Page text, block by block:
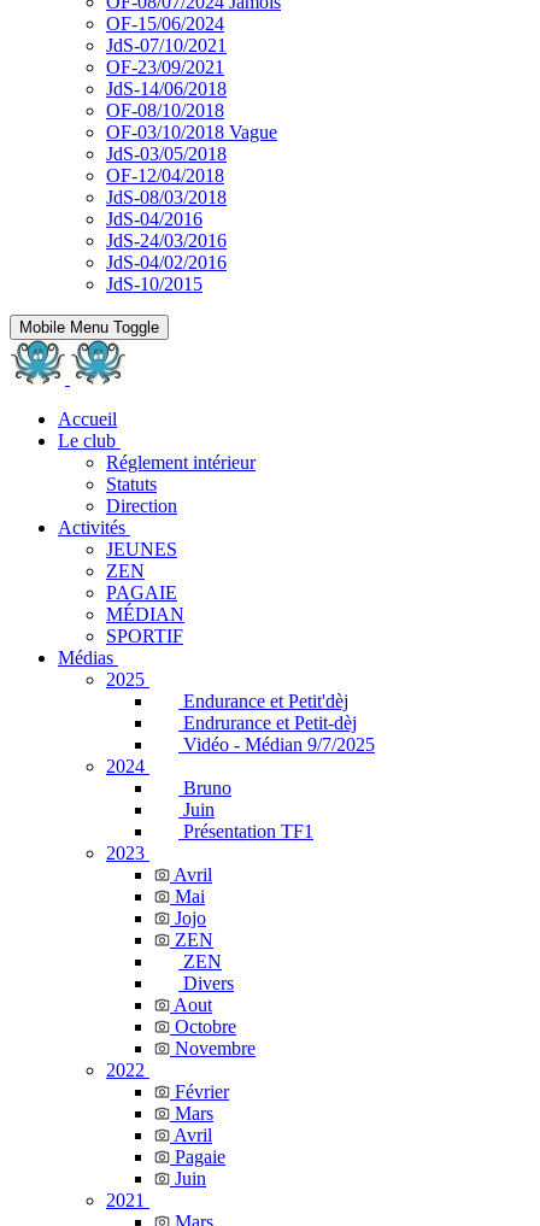
OF-15/06/2024
JdS-07/10/2021
OF-23/09/2021
JdS-14/06/2018
OF-08/10/2018
OF-03/10/2018 Vague
JdS-03/05/2018
OF-12/04/2018
JdS-08/03/2018
JdS-04/2016
JdS-24/03/2016
JdS-04/02/2016
JdS-10/2015
Mobile Menu Toggle
Accueil
Le club
Réglement intérieur
Statuts
Direction
Activités
JEUNES
ZEN
PAGAIE
MÉDIAN
SPORTIF
Médias
2025
Endurance et Petit'dèj
Endrurance et Petit-dèj
Vidéo - Médian 9/7/2025
2024
Bruno
Juin
Présentation TF1
2023
Avril
Mai
Jojo
ZEN
ZEN
Divers
Aout
Octobre
Novembre
2022
Février
Mars
Avril
Pagaie
Juin
2021
Mars